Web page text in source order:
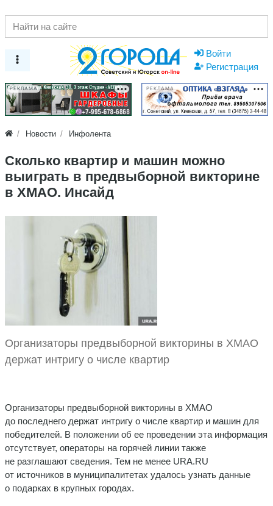
Войти
Регистрация
РЕКЛАМА РЕКЛАМА
Новости Инфолента
Сколько квартир и машин можно
выиграть в предвыборной викторине
в ХМАО. Инсайд
Организаторы предвыборной викторины в ХМАО
держат интригу о числе квартир
Организаторы предвыборной викторины в ХМАО
до последнего держат интригу о числе квартир и машин для
победителей. В положении об ее проведении эта информация
отсутствует, операторы на горячей линии также
не разглашают сведения. Тем не менее URA.RU
от источников в муниципалитетах удалось узнать данные
о подарках в крупных городах.